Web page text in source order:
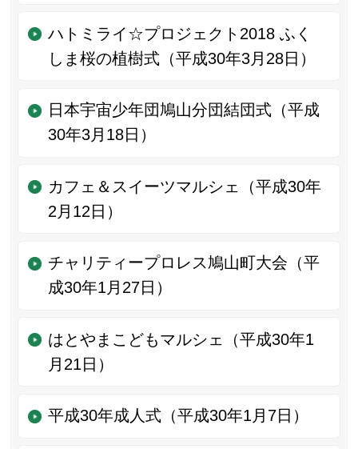
ハトミライ☆プロジェクト2018 ふく
しま桜の植樹式（平成30年3月28日）
日本宇宙少年団鳩山分団結団式（平成
30年3月18日）
カフェ＆スイーツマルシェ（平成30年
2月12日）
チャリティープロレス鳩山町大会（平
成30年1月27日）
はとやまこどもマルシェ（平成30年1
月21日）
平成30年成人式（平成30年1月7日）